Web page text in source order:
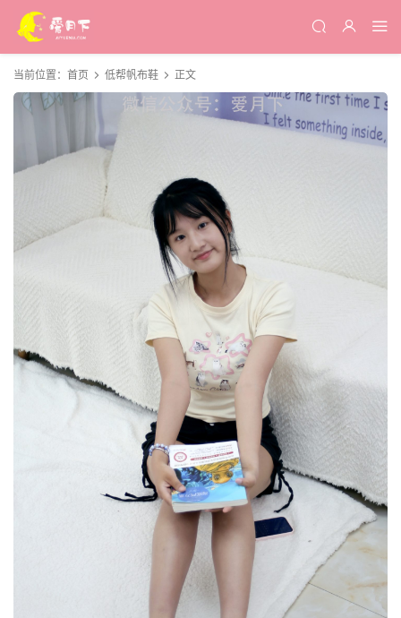
当前位置： 首页 低帮帆布鞋 正文